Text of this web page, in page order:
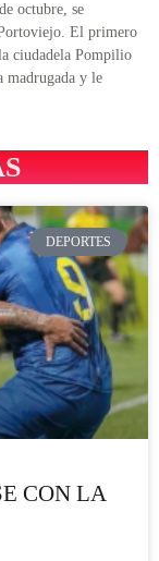
octubre, se
Portoviejo. El primero
ciudadela Pompilio
madrugada y le
DEPORTES
CON LA